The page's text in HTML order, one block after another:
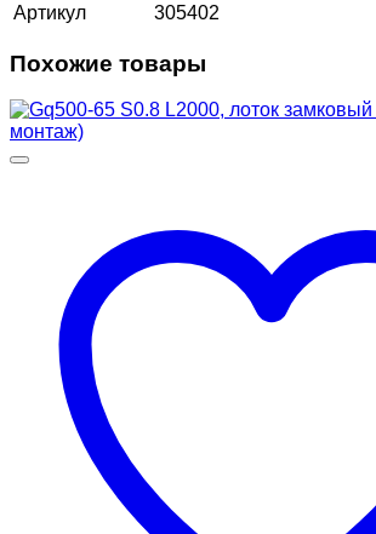
Артикул
305402
Похожие товары